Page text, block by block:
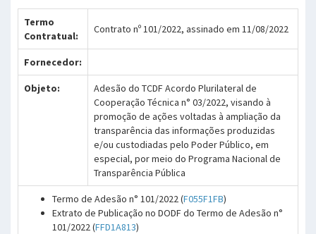
Termo
Contratual:
Contrato nº 101/2022, assinado em 11/08/2022
Fornecedor:
Objeto:
Adesão do TCDF Acordo Plurilateral de
Cooperação Técnica n° 03/2022, visando à
promoção de ações voltadas à ampliação da
transparência das informações produzidas
e/ou custodiadas pelo Poder Público, em
especial, por meio do Programa Nacional de
Transparência Pública
Termo de Adesão n° 101/2022 (F055F1FB)
Extrato de Publicação no DODF do Termo de Adesão n°
101/2022 (FFD1A813)